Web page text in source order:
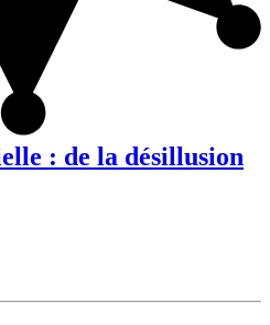
: de la désillusion